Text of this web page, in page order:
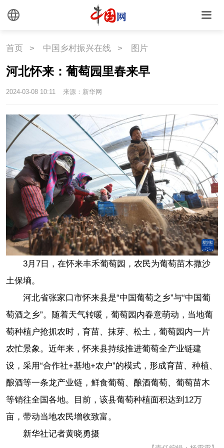
海洋
联盟 老年
首页 > 中国乡村振兴在线 > 图片
河北怀来：葡萄园里春来早
2024-03-08 10:11 来源：新华网
3月7日，在怀来丰禾葡萄园，农民为葡萄苗木撒沙
土保墒。
河北省张家口市怀来县是“中国葡萄之乡”与“中国葡
萄酒之乡”。随着天气转暖，葡萄园内春意萌动，当地葡
萄种植户抢抓农时，育苗、抹芽、松土，葡萄园内一片
农忙景象。近年来，怀来县持续推进葡萄全产业链建
设，采用“合作社+基地+农户”的模式，形成育苗、种植、
酿酒等一条龙产业链，鲜食葡萄、酿酒葡萄、葡萄苗木
等销往全国各地。目前，该县葡萄种植面积达到12万
亩，带动当地农民增收致富。
新华社记者黄晓勇摄